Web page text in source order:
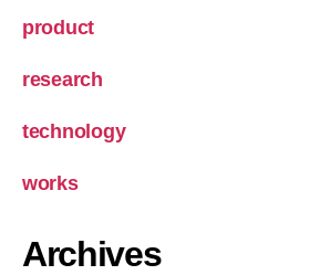
product
research
technology
works
Archives